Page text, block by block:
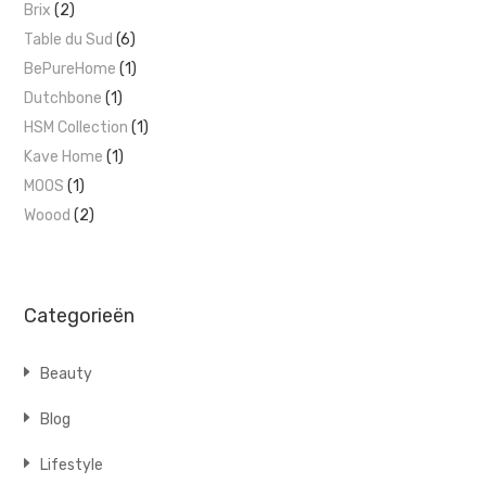
Brix (2)
Table du Sud (6)
BePureHome (1)
Dutchbone (1)
HSM Collection (1)
Kave Home (1)
MOOS (1)
Woood (2)
Categorieën
Beauty
Blog
Lifestyle